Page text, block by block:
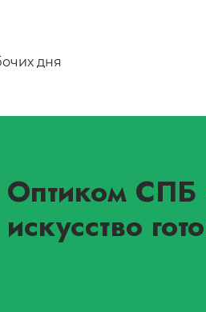
дня
Оптиком СПБ
искусство